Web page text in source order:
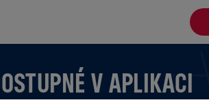
V APLIKACI